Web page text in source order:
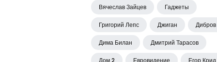
Вячеслав Зайцев Гаджеты
Григорий Лепс Джиган Дибров
Дима Билан Дмитрий Тарасов